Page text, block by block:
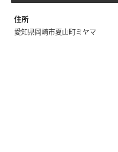
住所
愛知県岡崎市夏山町ミヤマ